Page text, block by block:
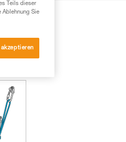
Teils dieser
Ablehnung Sie